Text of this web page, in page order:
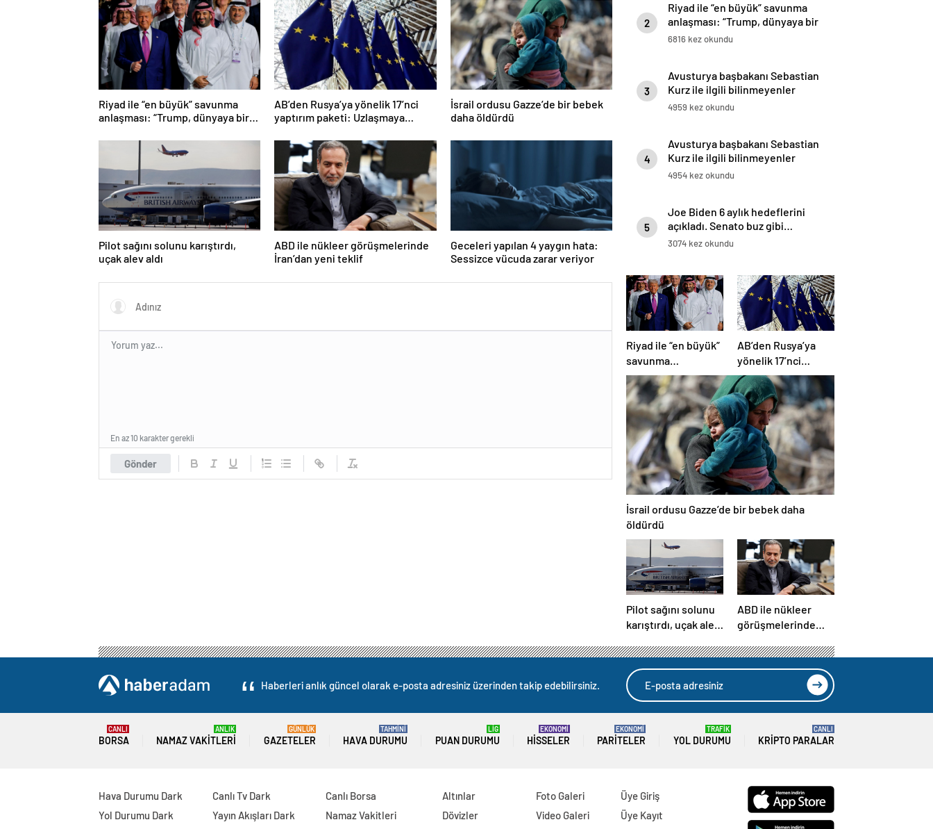
Riyad ile “en büyük” savunma
anlaşması: “Trump, dünyaya bir
AB’den Rusya’ya yönelik 17’nci
yaptırım paketi: Uzlaşmaya
İsrail ordusu Gazze’de bir bebek
daha öldürdü
Pilot sağını solunu karıştırdı,
uçak alev aldı
ABD ile nükleer görüşmelerinde
İran’dan yeni teklif
Geceleri yapılan 4 yaygın hata:
Sessizce vücuda zarar veriyor
Gönder
En az 10 karakter gerekli
2
Riyad ile “en büyük” savunma
anlaşması: “Trump, dünyaya bir
mesaj gönderdi”
6816 kez okundu
3
Avusturya başbakanı Sebastian
Kurz ile ilgili bilinmeyenler
4959 kez okundu
4
Avusturya başbakanı Sebastian
Kurz ile ilgili bilinmeyenler
4954 kez okundu
5
Joe Biden 6 aylık hedeflerini
açıkladı. Senato buz gibi…
3074 kez okundu
Riyad ile “en büyük”
savunma
anlaşması: “Trump,
dünyaya bir mesaj
gönderdi”
AB’den Rusya’ya
yönelik 17’nci
yaptırım paketi:
Uzlaşmaya varıldı
İsrail ordusu Gazze’de bir bebek daha
öldürdü
Pilot sağını solunu
karıştırdı, uçak alev
ABD ile nükleer
görüşmelerinde
Haberleri anlık güncel olarak e-posta adresiniz üzerinden takip edebilirsiniz.
BORSA
CANLI
NAMAZ VAKITLERI
ANLIK
GAZETELER
GÜNLÜK
HAVA DURUMU
TAHMİNİ
PUAN DURUMU
LİG
HISSELER
EKONOMİ
PARITELER
EKONOMİ
YOL DURUMU
TRAFİK
KRIPTO PARALAR
CANLI
Hava Durumu Dark
Yol Durumu Dark
Canlı Tv Dark
Yayın Akışları Dark
Canlı Borsa
Namaz Vakitleri
Altınlar
Dövizler
Foto Galeri
Video Galeri
Üye Giriş
Üye Kayıt